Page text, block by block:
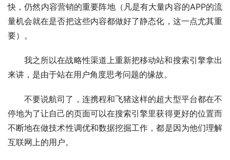
快，仍然内容营销的重要阵地（凡是有大量内容的APP的流
量机会就在是否把这些内容都做好了静态化，这一点尤其重
要）。
我之所以在战略性渠道上重新把移动站和搜索引擎拿出
来讲，是由于站在用户角度思考问题的缘故。
不要说航司了，连携程和飞猪这样的超大型平台都在不
停地为了让自己的页面可以在搜索引擎里获得更好的位置而
不断地在做技术性调优和数据挖掘工作，都是因为他们理解
互联网上的用户。